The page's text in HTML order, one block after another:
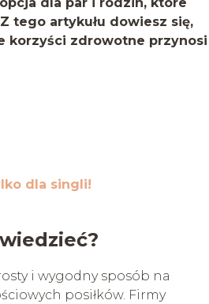
tego artykułu dowiesz się,
korzyści zdrowotne przynosi
dla singli!
i wygodny sposób na
posiłków. Firmy